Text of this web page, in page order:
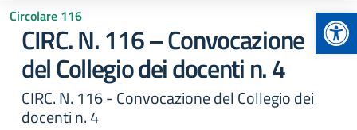
Circolare 116
CIRC. N. 116 – Convocazione
del Collegio dei docenti n. 4
CIRC. N. 116 - Convocazione del Collegio dei
docenti n. 4